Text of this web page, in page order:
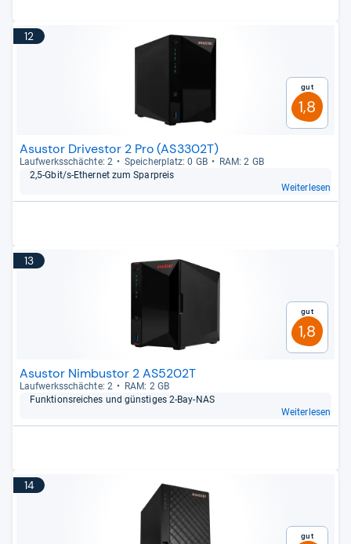
12
Gut
1,8
Asustor Drivestor 2 Pro (AS3302T)
Lauf­werks­schächte: 2 Spei­cher­platz: 0 GB
RAM: 2 GB
2,5-​Gbit/s-​Ether­net zum Spar­preis
Weiterlesen
13
Gut
1,8
Asustor Nimbustor 2 AS5202T
Lauf­werks­schächte: 2
RAM: 2 GB
Funk­ti­ons­rei­ches und güns­ti­ges 2-​Bay-​NAS
Weiterlesen
14
Gut